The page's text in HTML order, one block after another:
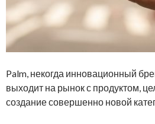
Palm, некогда инновационный
выходит на рынок с продуктом,
создание совершенно новой